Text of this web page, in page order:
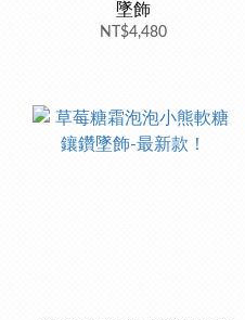
墜飾
NT$4,480